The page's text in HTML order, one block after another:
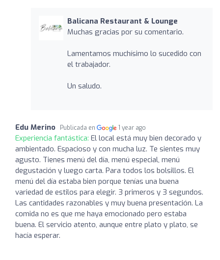
Balicana Restaurant & Lounge
Muchas gracias por su comentario.
Lamentamos muchísimo lo sucedido con
el trabajador.
Un saludo.
Edu Merino Publicada en 1 year ago
Experiencia fantástica: El local está muy bien decorado y
ambientado. Espacioso y con mucha luz. Te sientes muy
agusto. Tienes menú del día, menú especial, menú
degustación y luego carta. Para todos los bolsillos. El
menú del día estaba bien porque tenías una buena
variedad de estilos para elegir. 3 primeros y 3 segundos.
Las cantidades razonables y muy buena presentación. La
comida no es que me haya emocionado pero estaba
buena. El servicio atento, aunque entre plato y plato, se
hacía esperar.